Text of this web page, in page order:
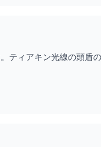
ティアキン光線の頭盾